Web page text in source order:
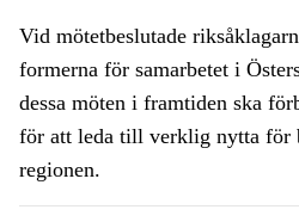
Vid mötetbeslutade
formerna för samarbetet i
dessa möten i framtiden ska
för att leda till verklig nytta för
regionen.